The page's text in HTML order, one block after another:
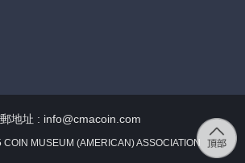
地址 : info@cmacoin.com
MUSEUM (AMERICAN) ASSOCIATION